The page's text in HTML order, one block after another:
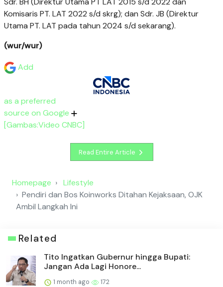
Komisaris PT. LAT 2022 s/d skrg); dan Sdr. JB (Direktur
Utama PT. LAT pada tahun 2024 s/d sekarang).
(wur/wur)
Add
as a preferred
source on Google
[Gambas:Video CNBC]
Read Entire Article
Homepage
Lifestyle
Pendiri dan Bos Koinworks Ditahan Kejaksaan, OJK
Ambil Langkah Ini
Related
Tito Ingatkan Gubernur hingga Bupati:
Jangan Ada Lagi Honore...
1 month ago 172